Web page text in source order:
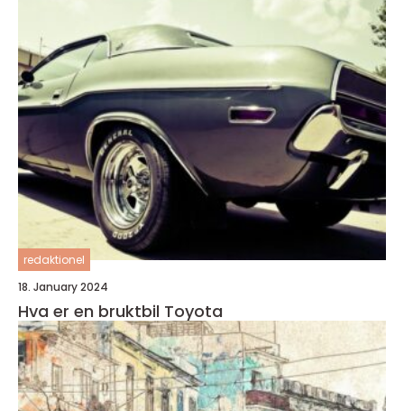
redaktionel
18. January 2024
Hva er en bruktbil Toyota